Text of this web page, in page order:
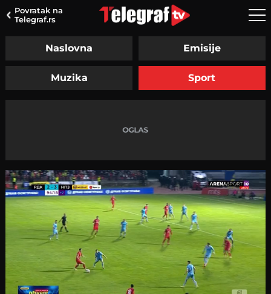
Povratak na
Telegraf.rs
Naslovna Emisije
Muzika Sport